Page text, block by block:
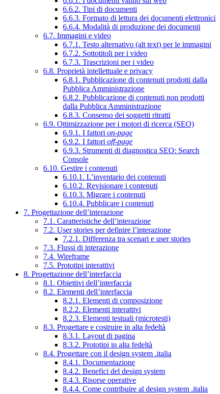
6.6.2. Tipi di documenti
6.6.3. Formato di lettura dei documenti elettronici
6.6.4. Modalità di produzione dei documenti
6.7. Immagini e video
6.7.1. Testo alternativo (alt text) per le immagini
6.7.2. Sottotitoli per i video
6.7.3. Trascrizioni per i video
6.8. Proprietà intellettuale e privacy
6.8.1. Pubblicazione di contenuti prodotti dalla
Pubblica Amministrazione
6.8.2. Pubblicazione di contenuti non prodotti
dalla Pubblica Amministrazione
6.8.3. Consenso dei soggetti ritratti
6.9. Ottimizzazione per i motori di ricerca (SEO)
6.9.1. I fattori on-page
6.9.2. I fattori off-page
6.9.3. Strumenti di diagnostica SEO: Search
Console
6.10. Gestire i contenuti
6.10.1. L’inventario dei contenuti
6.10.2. Revisionare i contenuti
6.10.3. Migrare i contenuti
6.10.4. Pubblicare i contenuti
7. Progettazione dell’interazione
7.1. Caratteristiche dell’interazione
7.2. User stories per definire l’interazione
7.2.1. Differenza tra scenari e user stories
7.3. Flussi di interazione
7.4. Wireframe
7.5. Prototipi interattivi
8. Progettazione dell’interfaccia
8.1. Obiettivi dell’interfaccia
8.2. Elementi dell’interfaccia
8.2.1. Elementi di composizione
8.2.2. Elementi interattivi
8.2.3. Elementi testuali (microtesti)
8.3. Progettare e costruire in alta fedeltà
8.3.1. Layout di pagina
8.3.2. Prototipi in alta fedeltà
8.4. Progettare con il design system .italia
8.4.1. Documentazione
8.4.2. Benefici del design system
8.4.3. Risorse operative
8.4.4. Come contribuire al design system .italia